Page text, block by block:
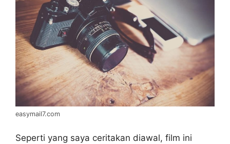
easymail7.com
Seperti yang saya ceritakan diawal, film ini